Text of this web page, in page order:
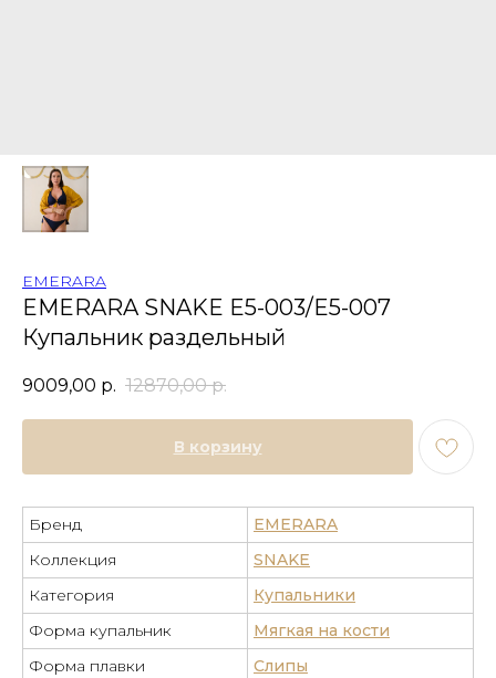
EMERARA SNAKE E5-003/E5-007
Купальник раздельный
EMERARA
9009,00 р. 12870,00 р.
В корзину
Бренд
EMERARA
Коллекция
SNAKE
Категория
Купальники
Форма купальник
Мягкая на кости
Форма плавки
Слипы